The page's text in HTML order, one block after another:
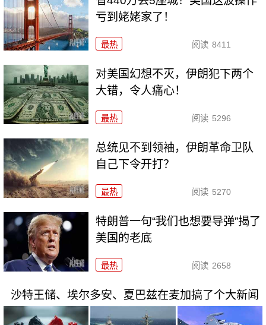
亏到姥姥家了！
最热 阅读 8411
对美国幻想不灭，伊朗犯下两个
大错，令人痛心！
最热 阅读 5296
总统见不到领袖，伊朗革命卫队
自己下令开打？
最热 阅读 5270
特朗普一句“我们也想要导弹”揭了
美国的老底
最热 阅读 2658
沙特王储、埃尔多安、夏巴兹在麦加搞了个大新闻